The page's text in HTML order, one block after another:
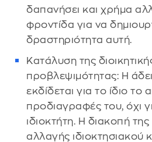
δαπανήσει και χρήμα
φροντίδα για να
δραστηριότητα αυτή.
Κατάλυση της
προβλεψιμότητας: Η
εκδίδεται για το ίδιο το
προδιαγραφές του, όχι
ιδιοκτήτη. Η διακοπή
αλλαγής ιδιοκτησιακού